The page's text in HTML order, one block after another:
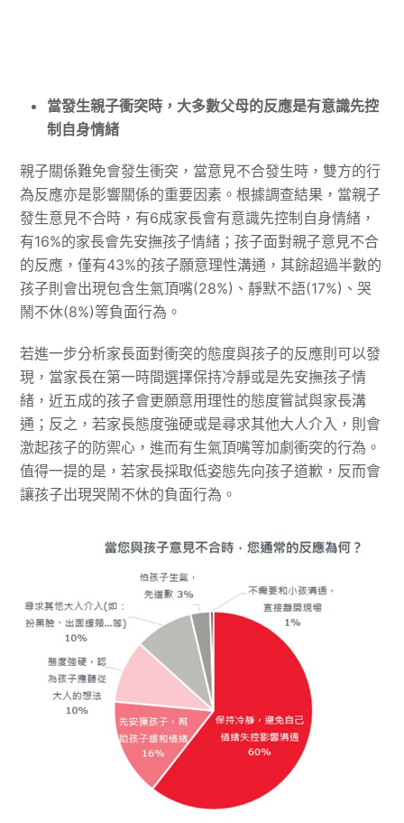
當發生親子衝突時，大多數父母的反應是有意識先控
制自身情緒
親子關係難免會發生衝突，當意見不合發生時，雙方的行
為反應亦是影響關係的重要因素。根據調查結果，當親子
發生意見不合時，有6成家長會有意識先控制自身情緒，
有16%的家長會先安撫孩子情緒；孩子面對親子意見不合
的反應，僅有43%的孩子願意理性溝通，其餘超過半數的
孩子則會出現包含生氣頂嘴(28%)、靜默不語(17%)、哭
鬧不休(8%)等負面行為。
若進一步分析家長面對衝突的態度與孩子的反應則可以發
現，當家長在第一時間選擇保持冷靜或是先安撫孩子情
緒，近五成的孩子會更願意用理性的態度嘗試與家長溝
通；反之，若家長態度強硬或是尋求其他大人介入，則會
激起孩子的防禦心，進而有生氣頂嘴等加劇衝突的行為。
值得一提的是，若家長採取低姿態先向孩子道歉，反而會
讓孩子出現哭鬧不休的負面行為。